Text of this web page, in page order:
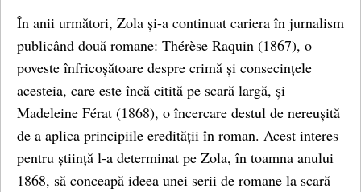
În anii următori, Zola și-a continuat cariera în jurnalism
publicând două romane: Thérèse Raquin (1867), o
poveste înfricoșătoare despre crimă și consecințele
acesteia, care este încă citită pe scară largă, și
Madeleine Férat (1868), o încercare destul de nereușită
de a aplica principiile eredității în roman. Acest interes
pentru știință l-a determinat pe Zola, în toamna anului
1868, să conceapă ideea unei serii de romane la scară